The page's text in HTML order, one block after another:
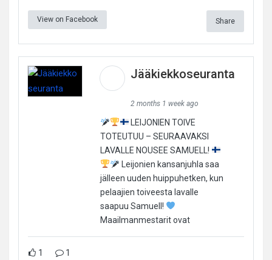
View on Facebook Share
Jääkiekkoseuranta
2 months 1 week ago
LEIJONIEN TOIVE
TOTEUTUU – SEURAAVAKSI
LAVALLE NOUSEE SAMUELL!
Leijonien kansanjuhla saa
jälleen uuden huippuhetken, kun
pelaajien toiveesta lavalle
saapuu Samuell!
Maailmanmestarit ovat
1 1